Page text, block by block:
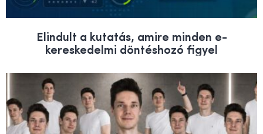
Elindult a kutatás, amire minden e-
kereskedelmi döntéshozó figyel